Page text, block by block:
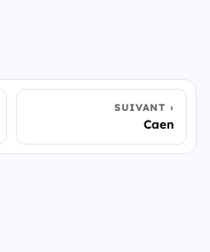
SUIVANT
Caen